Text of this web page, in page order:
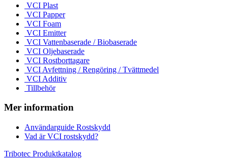
VCI Plast
VCI Papper
VCI Foam
VCI Emitter
VCI Vattenbaserade / Biobaserade
VCI Oljebaserade
VCI Rostborttagare
VCI Avfettning / Rengöring / Tvättmedel
VCI Additiv
Tillbehör
Mer information
Användarguide Rostskydd
Vad är VCI rostskydd?
Tribotec Produktkatalog